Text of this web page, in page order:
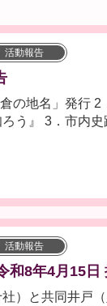
活動報告
の地名」発行 2
う』 3．市内史
活動報告
和8年4月15日
）と共同井戸